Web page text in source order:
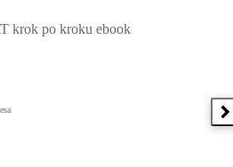
po kroku ebook, Patrycja Kubiesa -
krok po kroku ebook